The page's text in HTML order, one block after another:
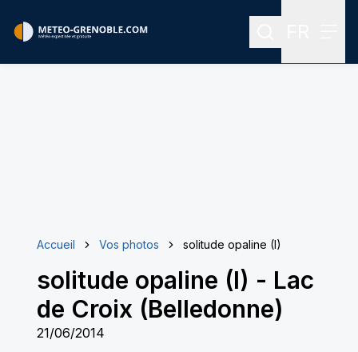
Rechercher
Accueil Vos photos solitude opaline (I)
solitude opaline (I) - Lac
de Croix (Belledonne)
21/06/2014